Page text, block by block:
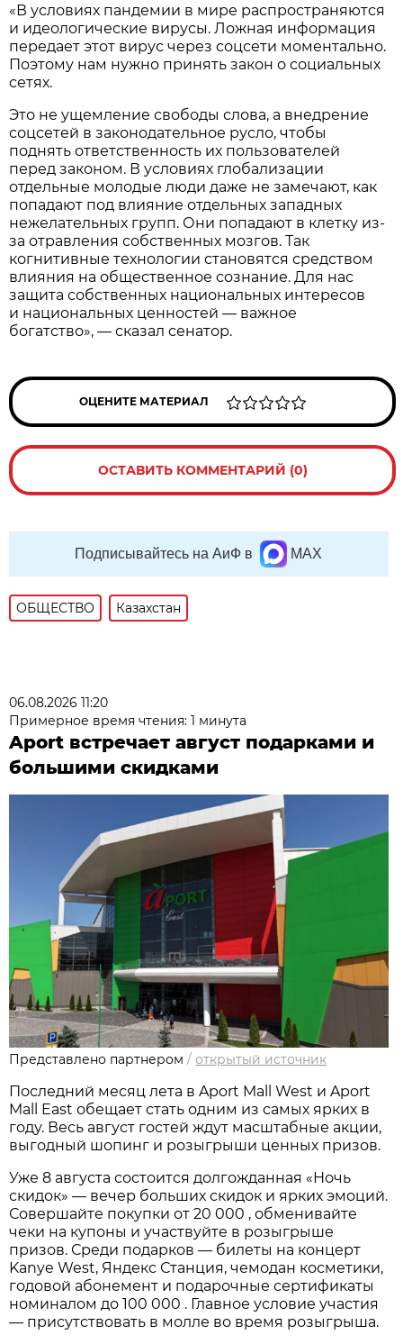
«В условиях пандемии в мире распространяются
и идеологические вирусы. Ложная информация
передает этот вирус через соцсети моментально.
Поэтому нам нужно принять закон о социальных
сетях.
Это не ущемление свободы слова, а внедрение
соцсетей в законодательное русло, чтобы
поднять ответственность их пользователей
перед законом. В условиях глобализации
отдельные молодые люди даже не замечают, как
попадают под влияние отдельных западных
нежелательных групп. Они попадают в клетку из-
за отравления собственных мозгов. Так
когнитивные технологии становятся средством
влияния на общественное сознание. Для нас
защита собственных национальных интересов
и национальных ценностей — важное
богатство», — сказал сенатор.
ОЦЕНИТЕ МАТЕРИАЛ
ОСТАВИТЬ КОММЕНТАРИЙ (0)
Подписывайтесь на АиФ в MAX
ОБЩЕСТВО Казахстан
06.08.2026 11:20
Примерное время чтения: 1 минута
Aport встречает август подарками и
большими скидками
Представлено партнером /открытый источник
Последний месяц лета в Aport Mall West и Aport
Mall East обещает стать одним из самых ярких в
году. Весь август гостей ждут масштабные акции,
выгодный шопинг и розыгрыши ценных призов.
Уже 8 августа состоится долгожданная «Ночь
скидок» — вечер больших скидок и ярких эмоций.
Совершайте покупки от 20 000 , обменивайте
чеки на купоны и участвуйте в розыгрыше
призов. Среди подарков — билеты на концерт
Kanye West, Яндекс Станция, чемодан косметики,
годовой абонемент и подарочные сертификаты
номиналом до 100 000 . Главное условие участия
— присутствовать в молле во время розыгрыша.